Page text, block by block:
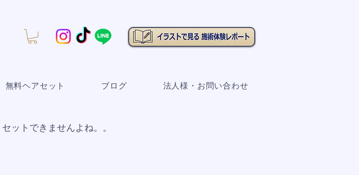
無料ヘアセット ブログ 法人様・お問い合わせ
ットできませんよね。。